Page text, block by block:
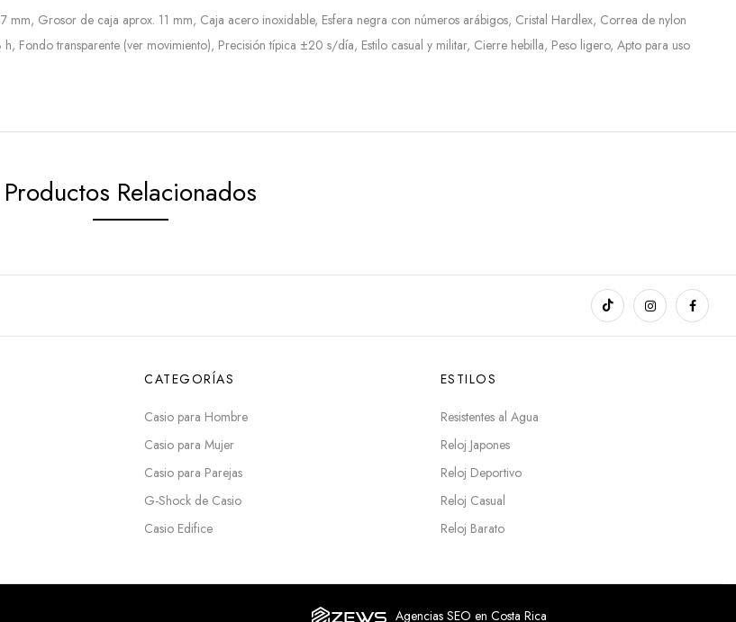
Grosor de caja aprox. 11 mm, Caja acero inoxidable, Esfera negra con números arábigos, Cristal Hardlex, Correa de nylon
Fondo transparente (ver movimiento), Precisión típica ±20 s/día, Estilo casual y militar, Cierre hebilla, Peso ligero, Apto para uso
Productos Relacionados
CATEGORÍAS
Casio para Hombre
Casio para Mujer
Casio para Parejas
G-Shock de Casio
Casio Edifice
ESTILOS
Resistentes al Agua
Reloj Japones
Reloj Deportivo
Reloj Casual
Reloj Barato
Agencias SEO en Costa Rica